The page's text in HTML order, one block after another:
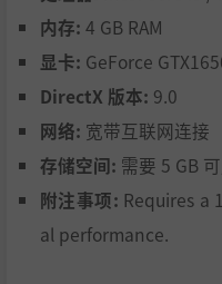
内存: 4 GB RAM
显卡: GeForce
DirectX 版本: 9.0
网络: 宽带互联网连接
存储空间: 需要 5 GB
附注事项: Requires a
al performance.